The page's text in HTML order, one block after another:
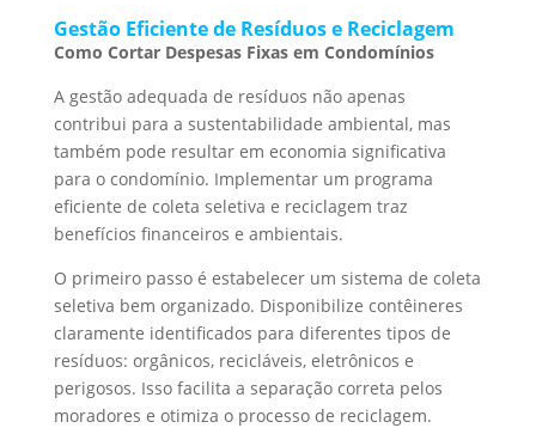
Gestão Eficiente de Resíduos e Reciclagem
Como Cortar Despesas Fixas em Condomínios
A gestão adequada de resíduos não apenas
contribui para a sustentabilidade ambiental, mas
também pode resultar em economia significativa
para o condomínio. Implementar um programa
eficiente de coleta seletiva e reciclagem traz
benefícios financeiros e ambientais.
O primeiro passo é estabelecer um sistema de coleta
seletiva bem organizado. Disponibilize contêineres
claramente identificados para diferentes tipos de
resíduos: orgânicos, recicláveis, eletrônicos e
perigosos. Isso facilita a separação correta pelos
moradores e otimiza o processo de reciclagem.